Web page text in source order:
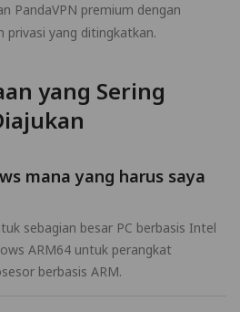
PandaVPN premium dengan
privasi yang ditingkatkan.
yang Sering
mana yang harus saya
sebagian besar PC berbasis Intel
ARM64 untuk perangkat
berbasis ARM.